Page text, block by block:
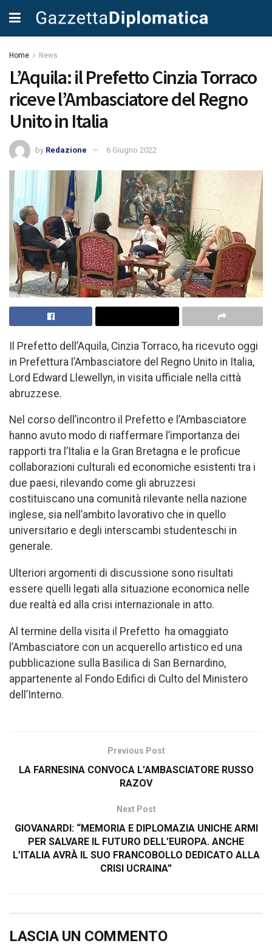
Home News
L’Aquila: il Prefetto Cinzia Torraco
riceve l’Ambasciatore del Regno
Unito in Italia
by Redazione 6 Giugno 2022
Il Prefetto dell’Aquila, Cinzia Torraco, ha ricevuto oggi
in Prefettura l’Ambasciatore del Regno Unito in Italia,
Lord Edward Llewellyn, in visita ufficiale nella città
abruzzese.
Nel corso dell’incontro il Prefetto e l’Ambasciatore
hanno avuto modo di riaffermare l’importanza dei
rapporti tra l’Italia e la Gran Bretagna e le proficue
collaborazioni culturali ed economiche esistenti tra i
due paesi, rilevando come gli abruzzesi
costituiscano una comunità rilevante nella nazione
inglese, sia nell’ambito lavorativo che in quello
universitario e degli interscambi studenteschi in
generale.
Ulteriori argomenti di discussione sono risultati
essere quelli legati alla situazione economica nelle
due realtà ed alla crisi internazionale in atto.
Al termine della visita il Prefetto ha omaggiato
l’Ambasciatore con un acquerello artistico ed una
pubblicazione sulla Basilica di San Bernardino,
appartenente al Fondo Edifici di Culto del Ministero
dell’Interno.
Previous Post
LA FARNESINA CONVOCA L’AMBASCIATORE RUSSO
RAZOV
Next Post
GIOVANARDI: “MEMORIA E DIPLOMAZIA UNICHE ARMI
PER SALVARE IL FUTURO DELL’EUROPA. ANCHE
L’ITALIA AVRÀ IL SUO FRANCOBOLLO DEDICATO ALLA
CRISI UCRAINA”
LASCIA UN COMMENTO